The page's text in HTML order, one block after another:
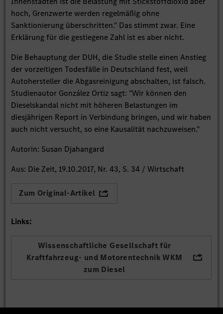
hoch, Grenzwerte werden regelmäßig ohne
Sanktionierung überschritten." Das stimmt zwar. Eine
Erklärung für die gestiegene Zahl ist es aber nicht.
Die Behauptung der DUH, die Studie stelle einen Anstieg
der vorzeitigen Todesfälle in Deutschland fest, weil
Autohersteller die Abgasreinigung abschalten, ist falsch.
Studienautor González Ortiz sagt: "Wir können den
Dieselskandal nicht mit höheren Belastungen im
diesjährigen Report in Verbindung bringen, und wir haben
auch nicht versucht, so eine Kausalität nachzuweisen."
Autorin: Susan Djahangard
Aus: Die Zeit, 19.10.2017, Nr. 43, S. 34 / Wirtschaft
Zum Original-Artikel
Links:
Wissenschaftliche Gesellschaft für
Kraftfahrzeug- und Motorentechnik WKM
zum Diesel